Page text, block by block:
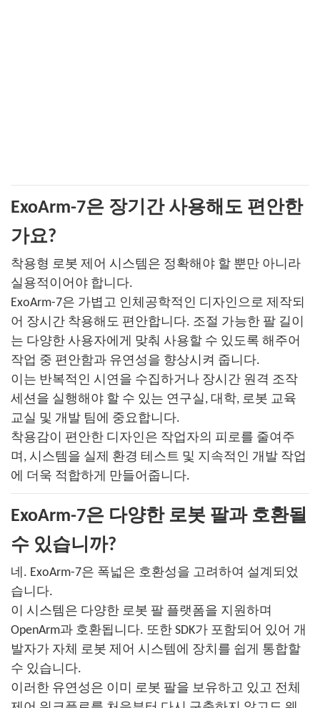
ExoArm-7은 장기간 사용해도 편안한
가요?
착용형 로봇 제어 시스템은 정확해야 할 뿐만 아니라
실용적이어야 합니다.
ExoArm-7은 가볍고 인체공학적인 디자인으로 제작되
어 장시간 착용해도 편안합니다. 조절 가능한 팔 길이
는 다양한 사용자에게 맞춰 사용할 수 있도록 해주어
작업 중 편안함과 유연성을 향상시켜 줍니다.
이는 반복적인 시연을 수집하거나 장시간 원격 조작
세션을 실행해야 할 수 있는 연구실, 대학, 로봇 교육
교실 및 개발 팀에 중요합니다.
착용감이 편안한 디자인은 작업자의 피로를 줄여주
며, 시스템을 실제 환경 테스트 및 지속적인 개발 작업
에 더욱 적합하게 만들어줍니다.
ExoArm-7은 다양한 로봇 팔과 호환될
수 있습니까?
네. ExoArm-7은 폭넓은 호환성을 고려하여 설계되었
습니다.
이 시스템은 다양한 로봇 팔 플랫폼을 지원하며
OpenArm과 호환됩니다. 또한 SDK가 포함되어 있어 개
발자가 자체 로봇 제어 시스템에 장치를 쉽게 통합할
수 있습니다.
이러한 유연성은 이미 로봇 팔을 보유하고 있고 전체